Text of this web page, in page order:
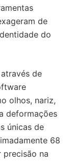
de
do
de
olhos, nariz,
deformações
únicas de
68
na